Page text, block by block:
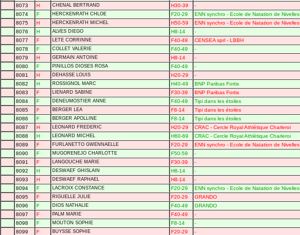
8073
H CHENAL BERTRAND H30-39 -
8074
F HERCKENRATH CHLOE F20-29 ENN synchro - Ecole de Natation de Nivelles
8075
H HERCKENRATH MICHEL H50-59 ENN synchro - Ecole de Natation de Nivelles
8076
H ALVES DIEGO H8-14 -
8077
F LETE CORRINNE F40-49 CENSEA sprl - LBBH
8078
F COLLET VALERIE F40-49 -
8079
H GERMAIN ANTOINE H8-14 -
8080
F PINILLOS DIOSES ROSA F40-49 -
8081
H DEHASSE LOUIS H20-29 -
8082
H ROSSIGNOL MARC H40-49 BNP Paribas Fortis
8083
F LIENARD SABINE F30-39 BNP Paribas Fortis
8084
F DENEUMOSTIER ANNE F40-49 Tipi dans les étoiles
8085
F BERGER LEA F8-14 Tipi dans les étoiles
8086
F BERGER APOLLINE F8-14 Tipi dans les étoiles
8087
H LEONARD FREDERIC H20-29 CRAC - Cercle Royal Athlétique Charleroi
8088
H LEONARD MICHEL H60-69 CRAC - Cercle Royal Athlétique Charleroi
8089
F FURLANETTO GWENNAELLE F20-29 ENN synchro - Ecole de Natation de Nivelles
8090
F MUGORENEJO CHARLOTTE F50-59 -
8091
F LANGOUCHE MARIE F30-39 -
8092
H DESWAEF GHISLAIN H8-14 -
8093
H DESWAEF RAPHAEL H8-14 -
8094
F LACROIX CONSTANCE F20-29 ENN synchro - Ecole de Natation de Nivelles
8095
F RIGUELLE JULIE F20-29 GRANDO
8096
F DIOS NATHALIE F40-49 GRANDO
8097
F PALM MARIE F40-49 -
8098
F MOUTON SOPHIE F8-14 -
8099
F BUYSSE SOPHIE F20-29 -